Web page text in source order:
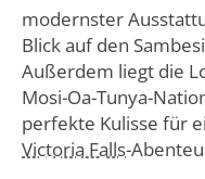
modernster
Blick auf den
Außerdem liegt die
Mosi-Oa-Tunya-
perfekte Kulisse für
Victoria Falls-